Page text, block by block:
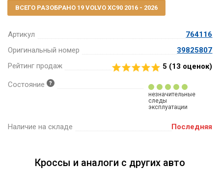
Артикул
764116
Оригинальный номер
39825807
Рейтинг продаж
5 (13 оценок)
Состояние
незначительные
следы
эксплуатации
Наличие на складе Последняя
ВСЕГО РАЗОБРАНО 19 VOLVO XC90 2016 - 2026
Кроссы и аналоги с других авто